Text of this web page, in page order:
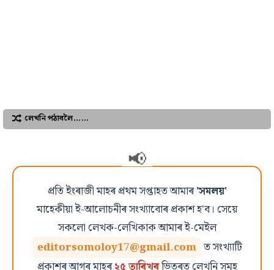
লেখনি পঠাবলৈ……
প্ৰতি ইংৰাজী মাহৰ প্ৰথম সপ্তাহত আমাৰ'সমলয়'
মাহেকীয়া ই-আলোচনীৰ সংখ্যাবোৰ প্ৰকাশ হ'ব। সেয়ে
সকলো লেখক-লেখিকাক আমাৰ ই-মেইল
editorsomoloy17@gmail.com ত সংখ্যাটি